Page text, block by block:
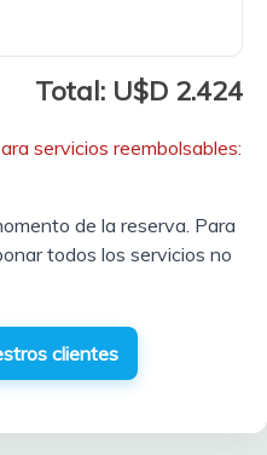
Total: U$D 2.424
servicios reembolsables:
de la reserva. Para
todos los servicios no
clientes